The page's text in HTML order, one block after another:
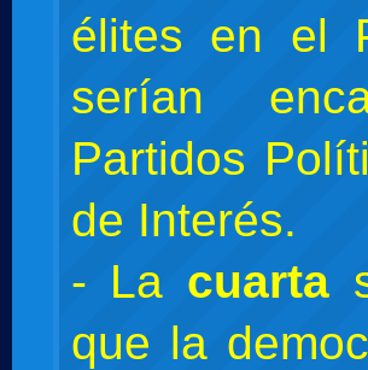
élites en el
serían
Partidos
de Interés.
- La cuarta
que la